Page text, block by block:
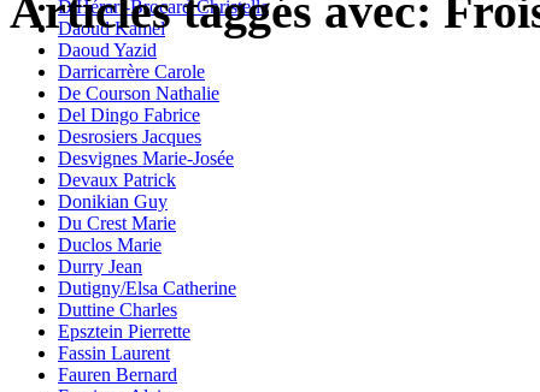
D'Hérart-Brocard Christelle
Daoud Kamel
Daoud Yazid
Darricarrère Carole
De Courson Nathalie
Del Dingo Fabrice
Desrosiers Jacques
Desvignes Marie-Josée
Devaux Patrick
Donikian Guy
Du Crest Marie
Duclos Marie
Durry Jean
Dutigny/Elsa Catherine
Duttine Charles
Epsztein Pierrette
Fassin Laurent
Fauren Bernard
Articles taggés avec: